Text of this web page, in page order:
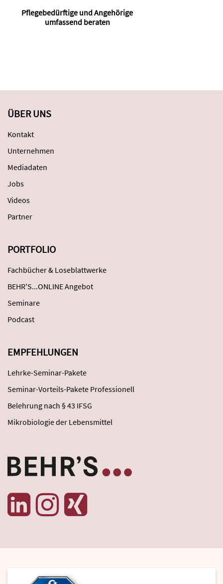
Pflegebedürftige und Angehörige
umfassend beraten
ÜBER UNS
Kontakt
Unternehmen
Mediadaten
Jobs
Videos
Partner
PORTFOLIO
Fachbücher & Loseblattwerke
BEHR'S...ONLINE Angebot
Seminare
Podcast
EMPFEHLUNGEN
Lehrke-Seminar-Pakete
Seminar-Vorteils-Pakete Professionell
Belehrung nach § 43 IFSG
Mikrobiologie der Lebensmittel